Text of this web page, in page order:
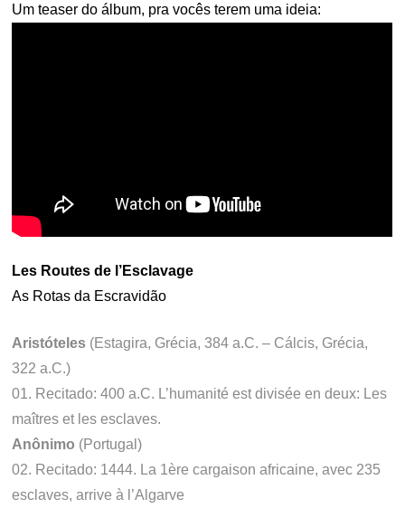
Um teaser do álbum, pra vocês terem uma ideia:
Les Routes de l’Esclavage
As Rotas da Escravidão
Aristóteles (Estagira, Grécia, 384 a.C. – Cálcis, Grécia,
322 a.C.)
01. Recitado: 400 a.C. L’humanité est divisée en deux: Les
maîtres et les esclaves.
Anônimo (Portugal)
02. Recitado: 1444. La 1ère cargaison africaine, avec 235
esclaves, arrive à l’Algarve